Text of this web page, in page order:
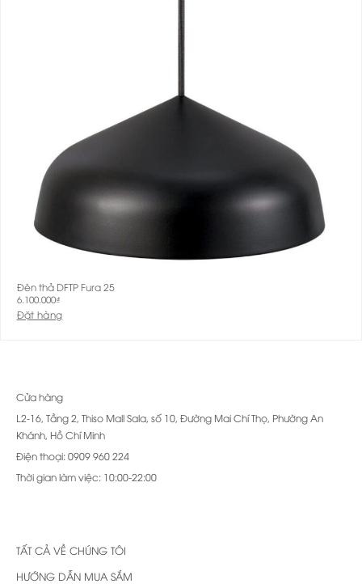
Đèn thả DFTP Fura 25
6.100.000₫
Đặt hàng
Cửa hàng
L2-16, Tầng 2, Thiso Mall Sala, số 10, Đường Mai Chí Thọ, Phường An
Khánh, Hồ Chí Minh
Điện thoại: 0909 960 224
Thời gian làm việc: 10:00-22:00
TẤT CẢ VỀ CHÚNG TÔI
HƯỚNG DẪN MUA SẮM